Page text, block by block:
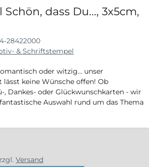
dass Du..., 3x5cm,
28422000
& Schriftstempel
oder witzig... unser
keine Wünsche offen! Ob
, Dankes- oder Glückwunschkarten - wir
Auswahl rund um das Thema
Versand